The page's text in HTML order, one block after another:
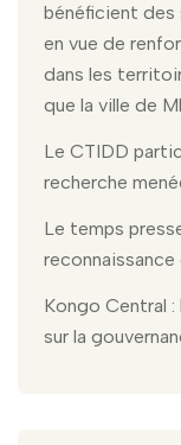
bénéficient des
en vue de
dans les
que la ville de
Le CTIDD
recherche
Le temps
Kongo Central
sur la